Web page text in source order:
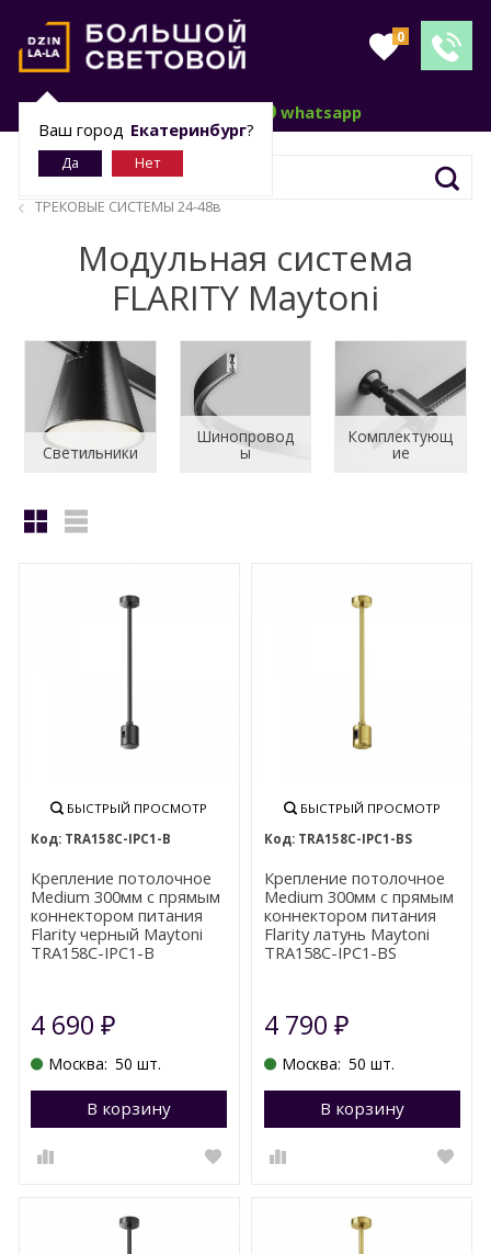
0
Ваш город Екатеринбург?
whatsapp
ТРЕКОВЫЕ СИСТЕМЫ 24-48в
Модульная система
FLARITY Maytoni
Светильники
Шинопровод
ы
Комплектующ
ие
БЫСТРЫЙ ПРОСМОТР
TRA158С-IPC1-B
Крепление потолочное
Medium 300мм с прямым
коннектором питания
Flarity черный Maytoni
TRA158С-IPC1-B
4 690₽
Москва: 50 шт.
В корзину Перейти в корзину
БЫСТРЫЙ ПРОСМОТР
TRA158С-IPC1-BS
Крепление потолочное
Medium 300мм с прямым
коннектором питания
Flarity латунь Maytoni
TRA158С-IPC1-BS
4 790 ₽
Москва: 50 шт.
В корзину